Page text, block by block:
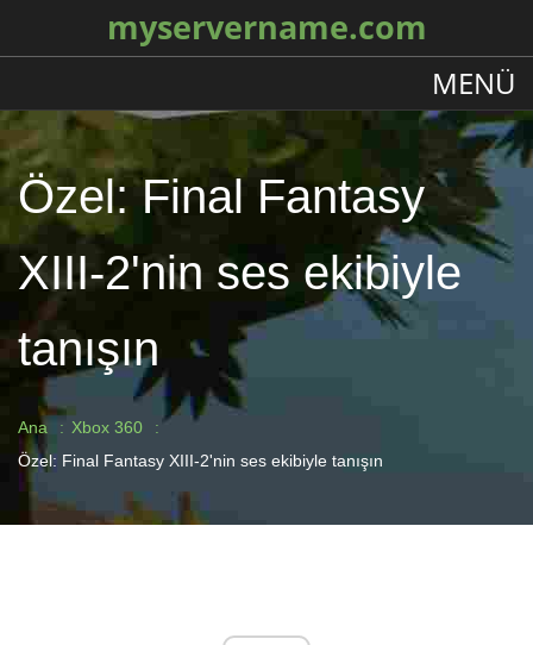
myservername.com
MENÜ
Özel: Final Fantasy
XIII-2'nin ses ekibiyle
tanışın
Ana
Xbox 360
Özel: Final Fantasy XIII-2'nin ses ekibiyle tanışın